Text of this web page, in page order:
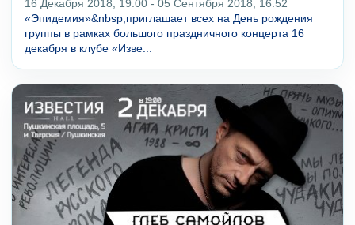
16 Декабря 2018, 19:00 - 05 Сентября 2018, 16:52
«Эпидемия»&nbsp;приглашает всех на День рождения
группы в рамках большого праздничного концерта 16
декабря в клубе «Изве...